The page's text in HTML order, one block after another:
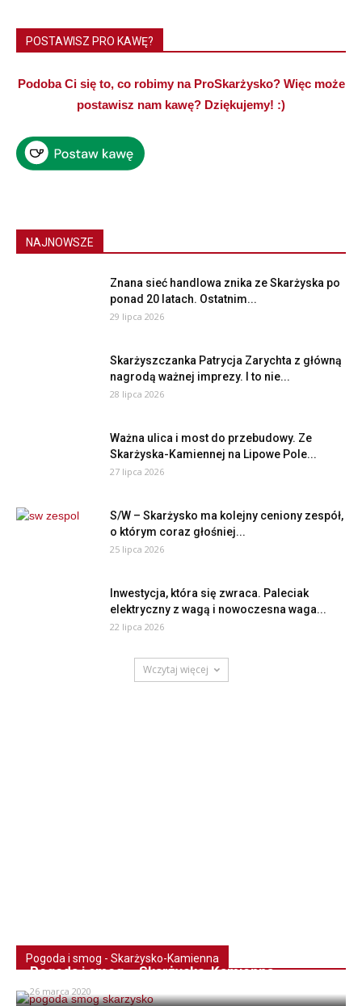
POSTAWISZ PRO KAWĘ?
Podoba Ci się to, co robimy na ProSkarżysko? Więc może
postawisz nam kawę? Dziękujemy! :)
NAJNOWSZE
Znana sieć handlowa znika ze Skarżyska po
ponad 20 latach. Ostatnim...
29 lipca 2026
Skarżyszczanka Patrycja Zarychta z główną
nagrodą ważnej imprezy. I to nie...
28 lipca 2026
Ważna ulica i most do przebudowy. Ze
Skarżyska-Kamiennej na Lipowe Pole...
27 lipca 2026
S/W – Skarżysko ma kolejny ceniony zespół,
o którym coraz głośniej...
25 lipca 2026
Inwestycja, która się zwraca. Paleciak
elektryczny z wagą i nowoczesna waga...
22 lipca 2026
Wczytaj więcej
Pogoda i smog - Skarżysko-Kamienna
Pogoda i smog – Skarżysko-Kamienna
26 marca 2020